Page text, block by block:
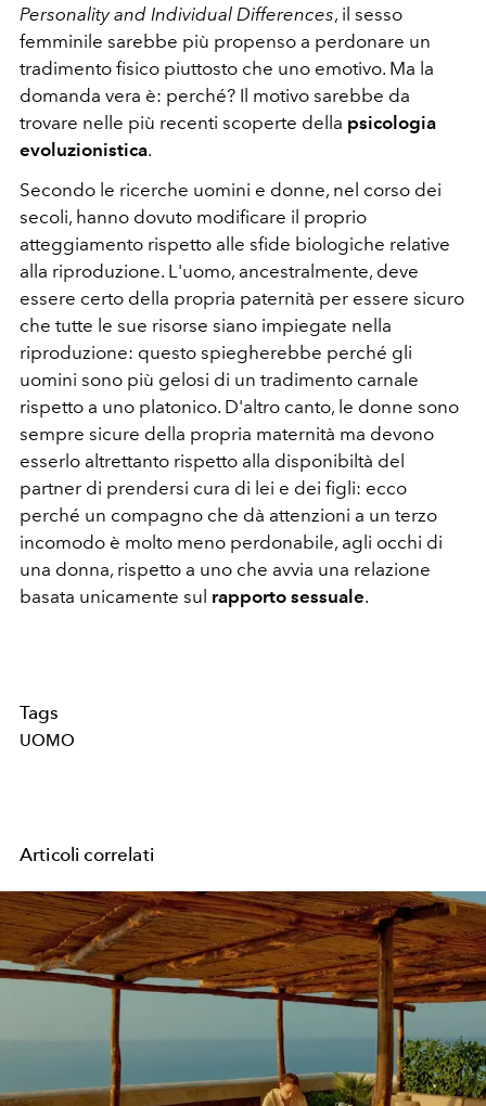
Personality and Individual Differences, il sesso
femminile sarebbe più propenso a perdonare un
tradimento fisico piuttosto che uno emotivo. Ma la
domanda vera è: perché? Il motivo sarebbe da
trovare nelle più recenti scoperte della psicologia
evoluzionistica.
Secondo le ricerche uomini e donne, nel corso dei
secoli, hanno dovuto modificare il proprio
atteggiamento rispetto alle sfide biologiche relative
alla riproduzione. L'uomo, ancestralmente, deve
essere certo della propria paternità per essere sicuro
che tutte le sue risorse siano impiegate nella
riproduzione: questo spiegherebbe perché gli
uomini sono più gelosi di un tradimento carnale
rispetto a uno platonico. D'altro canto, le donne sono
sempre sicure della propria maternità ma devono
esserlo altrettanto rispetto alla disponibiltà del
partner di prendersi cura di lei e dei figli: ecco
perché un compagno che dà attenzioni a un terzo
incomodo è molto meno perdonabile, agli occhi di
una donna, rispetto a uno che avvia una relazione
basata unicamente sul rapporto sessuale.
Tags
UOMO
Articoli correlati